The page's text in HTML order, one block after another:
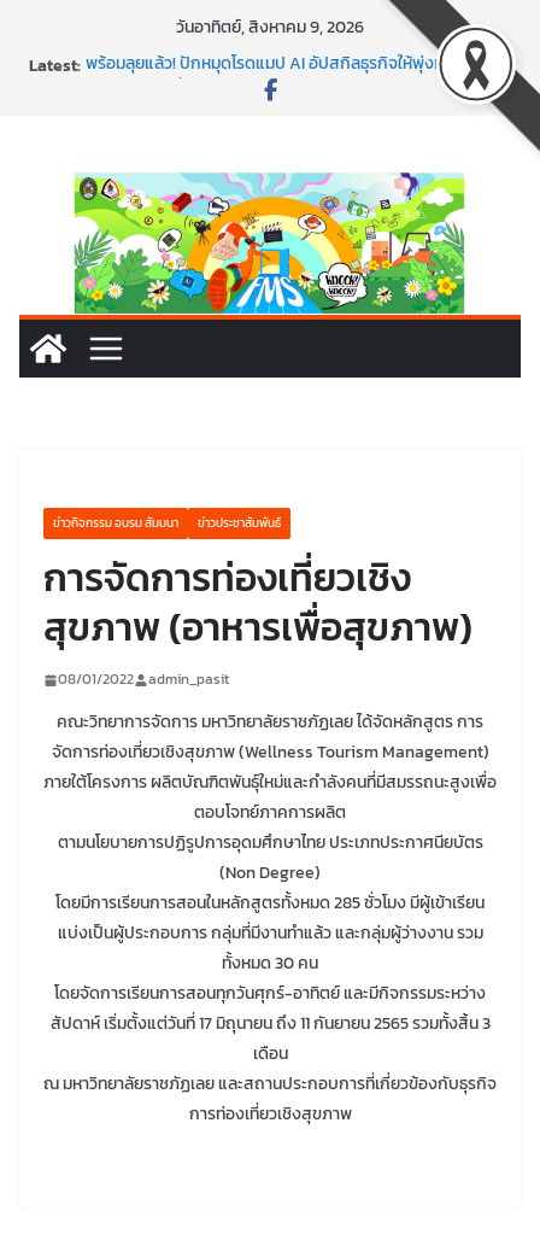
วันอาทิตย์, สิงหาคม 9, 2026
Latest:พร้อมลุยแล้ว! ปักหมุดโรดแมป AI อัปสกิลธุรกิจให้พุ่งทะยาน
พาธุรกิจท้องถิ่นสู่ตลาดโลก ด้วยเทคโนโลยี AI!
นอกจากเทคโนโลยีจะล้ำ หัวใจคนทำธุรกิจก็ต้องสตรอง!
ข่าวกิจกรรม อบรม สัมมนา ข่าวประชาสัมพันธ์
การจัดการท่องเที่ยวเชิง
สุขภาพ (อาหารเพื่อสุขภาพ)
08/01/2022 admin_pasit
คณะวิทยาการจัดการ มหาวิทยาลัยราชภัฏเลย ได้จัดหลักสูตร การ
จัดการท่องเที่ยวเชิงสุขภาพ (Wellness Tourism Management)
ภายใต้โครงการ ผลิตบัณฑิตพันธุ์ใหม่และกำลังคนที่มีสมรรถนะสูงเพื่อ
ตอบโจทย์ภาคการผลิต
ตามนโยบายการปฏิรูปการอุดมศึกษาไทย ประเภทประกาศนียบัตร
(Non Degree)
โดยมีการเรียนการสอนในหลักสูตรทั้งหมด 285 ชั่วโมง มีผู้เข้าเรียน
แบ่งเป็นผู้ประกอบการ กลุ่มที่มีงานทำแล้ว และกลุ่มผู้ว่างงาน รวม
ทั้งหมด 30 คน
โดยจัดการเรียนการสอนทุกวันศุกร์-อาทิตย์ และมีกิจกรรมระหว่าง
สัปดาห์ เริ่มตั้งแต่วันที่ 17 มิถุนายน ถึง 11 กันยายน 2565 รวมทั้งสิ้น 3
เดือน
ณ มหาวิทยาลัยราชภัฏเลย และสถานประกอบการที่เกี่ยวข้องกับธุรกิจ
การท่องเที่ยวเชิงสุขภาพ